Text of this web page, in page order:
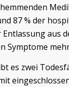
87 % der
Entlassung aus
Symptome
es zwei